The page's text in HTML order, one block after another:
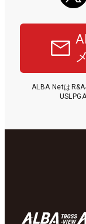
ALBA Netは